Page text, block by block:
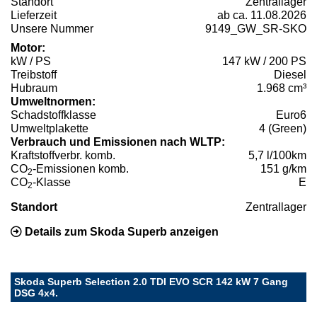
Lieferzeit
ab ca. 11.08.2026
Unsere Nummer
9149_GW_SR-SKO
Motor:
kW / PS
147 kW / 200 PS
Treibstoff
Diesel
Hubraum
1.968 cm³
Umweltnormen:
Schadstoffklasse
Euro6
Umweltplakette
4 (Green)
Verbrauch und Emissionen nach WLTP:
Kraftstoffverbr. komb.
5,7 l/100km
CO2-Emissionen komb.
151 g/km
CO2-Klasse E
Standort Zentrallager
Details zum Skoda Superb anzeigen
Skoda Superb Selection 2.0 TDI EVO SCR 142 kW 7 Gang
DSG 4x4.